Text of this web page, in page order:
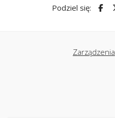
Podziel się:
Zarządzenia